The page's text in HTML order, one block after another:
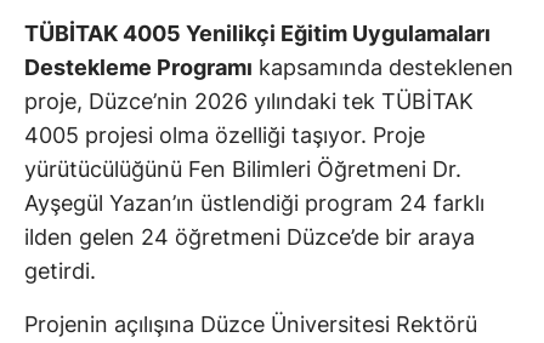
TÜBİTAK 4005 Yenilikçi Eğitim Uygulamaları
Destekleme Programı kapsamında desteklenen
proje, Düzce’nin 2026 yılındaki tek TÜBİTAK
4005 projesi olma özelliği taşıyor. Proje
yürütücülüğünü Fen Bilimleri Öğretmeni Dr.
Ayşegül Yazan’ın üstlendiği program 24 farklı
ilden gelen 24 öğretmeni Düzce’de bir araya
getirdi.
Projenin açılışına Düzce Üniversitesi Rektörü